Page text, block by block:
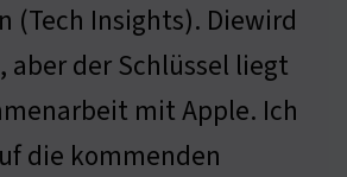
(Tech Insights). Diewird
aber der Schlüssel liegt
mit Apple. Ich
die kommenden